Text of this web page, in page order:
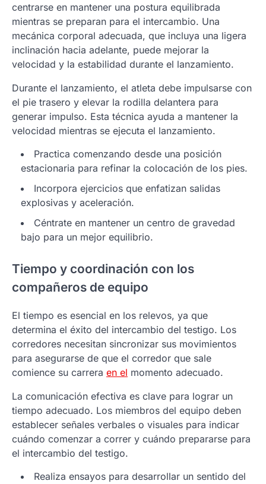
centrarse en mantener una postura equilibrada
mientras se preparan para el intercambio. Una
mecánica corporal adecuada, que incluya una ligera
inclinación hacia adelante, puede mejorar la
velocidad y la estabilidad durante el lanzamiento.
Durante el lanzamiento, el atleta debe impulsarse con
el pie trasero y elevar la rodilla delantera para
generar impulso. Esta técnica ayuda a mantener la
velocidad mientras se ejecuta el lanzamiento.
Practica comenzando desde una posición
estacionaria para refinar la colocación de los pies.
Incorpora ejercicios que enfatizan salidas
explosivas y aceleración.
Céntrate en mantener un centro de gravedad
bajo para un mejor equilibrio.
Tiempo y coordinación con los
compañeros de equipo
El tiempo es esencial en los relevos, ya que
determina el éxito del intercambio del testigo. Los
corredores necesitan sincronizar sus movimientos
para asegurarse de que el corredor que sale
comience su carrera en el momento adecuado.
La comunicación efectiva es clave para lograr un
tiempo adecuado. Los miembros del equipo deben
establecer señales verbales o visuales para indicar
cuándo comenzar a correr y cuándo prepararse para
el intercambio del testigo.
Realiza ensayos para desarrollar un sentido del